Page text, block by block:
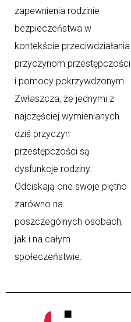
zapewnienia rodzinie
bezpieczeństwa w
kontekście przeciwdziałania
przyczynom przestępczości
i pomocy pokrzywdzonym.
Zwłaszcza, że jednymi z
najczęściej wymienianych
dziś przyczyn
przestępczości są
dysfunkcje rodziny.
Odciskają one swoje piętno
zarówno na
poszczególnych osobach,
jak i na całym
społeczeństwie.